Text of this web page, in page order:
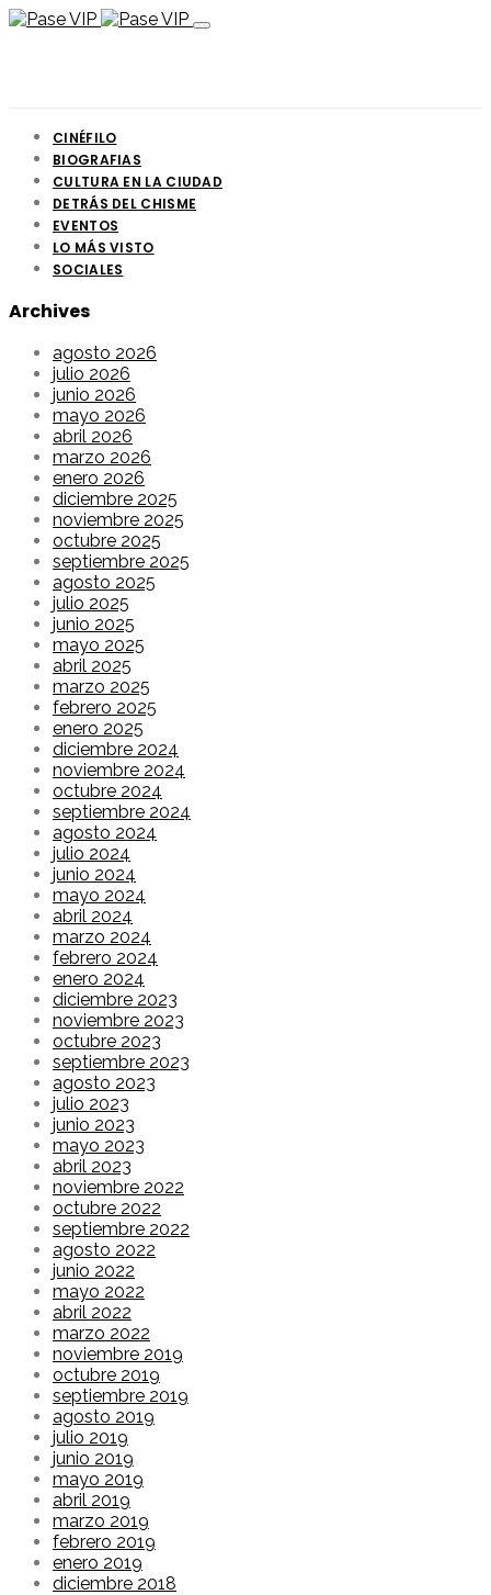
CINÉFILO
BIOGRAFIAS
CULTURA EN LA CIUDAD
DETRÁS DEL CHISME
EVENTOS
LO MÁS VISTO
SOCIALES
Archives
agosto 2026
julio 2026
junio 2026
mayo 2026
abril 2026
marzo 2026
enero 2026
diciembre 2025
noviembre 2025
octubre 2025
septiembre 2025
agosto 2025
julio 2025
junio 2025
mayo 2025
abril 2025
marzo 2025
febrero 2025
enero 2025
diciembre 2024
noviembre 2024
octubre 2024
septiembre 2024
agosto 2024
julio 2024
junio 2024
mayo 2024
abril 2024
marzo 2024
febrero 2024
enero 2024
diciembre 2023
noviembre 2023
octubre 2023
septiembre 2023
agosto 2023
julio 2023
junio 2023
mayo 2023
abril 2023
noviembre 2022
octubre 2022
septiembre 2022
agosto 2022
junio 2022
mayo 2022
abril 2022
marzo 2022
noviembre 2019
octubre 2019
septiembre 2019
agosto 2019
julio 2019
junio 2019
mayo 2019
abril 2019
marzo 2019
febrero 2019
enero 2019
diciembre 2018